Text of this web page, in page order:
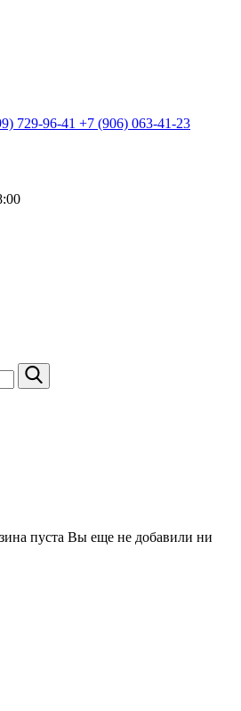
729-96-41 +7 (906) 063-41-23
пуста Вы еще не добавили ни